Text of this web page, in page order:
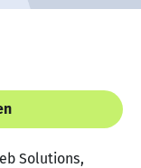
Solutions,